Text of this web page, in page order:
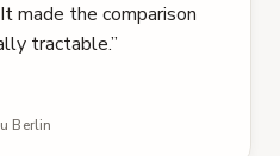
made the comparison
tractable.”
Berlin